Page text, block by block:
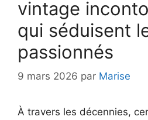
vintage
qui séduisent
passionnés
9 mars 2026 par Marise
À travers les décennies,